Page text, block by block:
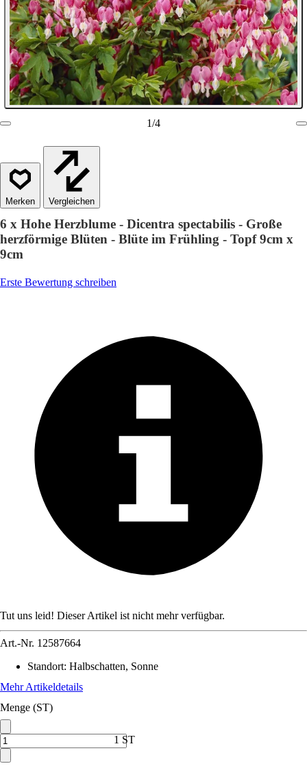
1/4
Vergleichen
6 x Hohe Herzblume - Dicentra spectabilis - Große
herzförmige Blüten - Blüte im Frühling - Topf 9cm x
9cm
Erste Bewertung schreiben
Tut uns leid! Dieser Artikel ist nicht mehr verfügbar.
Art.-Nr. 12587664
Standort: Halbschatten, Sonne
Mehr Artikeldetails
Menge (ST)
1 ST